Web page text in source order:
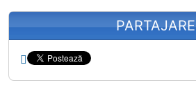
Related contentPARTAJARE